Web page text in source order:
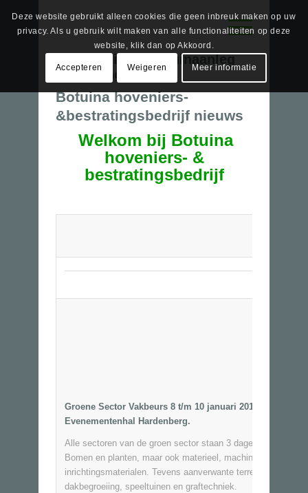
Tag Archief van:
tuinaanleg
bestrating
Botuina hoveniers-
&bestratingsbedrijf nieuws
Welkom bij Botuina
hoveniers- &
bestratingsbedrijf
Groene Sector Vakbeurs 8 t/m 10 januari 2013
Evenementenhal Hardenberg.
Alle sectoren van de groen sector staan 3 dagen lang
Bomen en planten, maar ook materieel, machines en
inrichtingsmaterialen. Tevens aanverwante terreinen zoals
dakbegroeiing, speeltuinen en graftechniek.
Deze website gebruikt alleen cookies die geen inbreuk maken op uw
privacy. Als u gebruik wilt maken van alle functionaliteiten op deze
website, klik dan op Akkoord.
Accepteren Weigeren Meer informatie